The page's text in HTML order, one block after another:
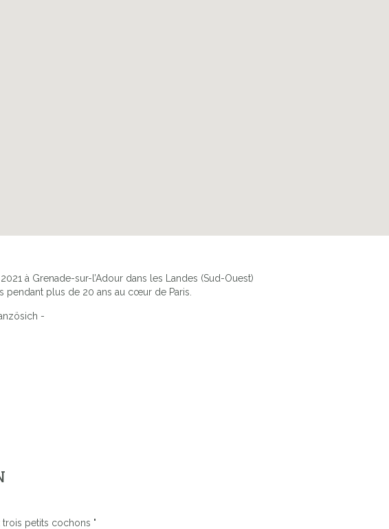
à Grenade-sur-l’Adour dans les Landes (Sud-Ouest)
plus de 20 ans au cœur de Paris.
-
trois petits cochons "